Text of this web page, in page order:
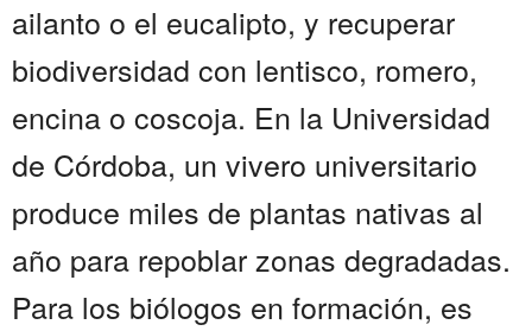
ailanto o el eucalipto, y recuperar
biodiversidad con lentisco, romero,
encina o coscoja. En la Universidad
de Córdoba, un vivero universitario
produce miles de plantas nativas al
año para repoblar zonas degradadas.
Para los biólogos en formación, es